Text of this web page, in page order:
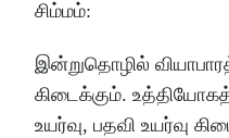
சிம்மம்:
இன்றுதொழில்
கிடைக்கும்.
உயர்வு, பதவி உயர்வு